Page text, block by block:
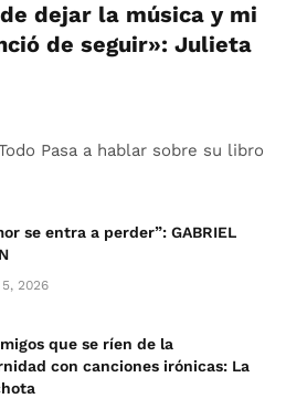
dejar la música y mi
de seguir»: Julieta
Pasa a hablar sobre su libro
se entra a perder”: GABRIEL
2026
que se ríen de la
con canciones irónicas: La